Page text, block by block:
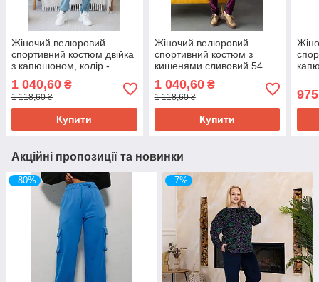
Жіночий велюровий
спортивний костюм двійка
з капюшоном, колір -
1 040,60 ₴
1 118,60 ₴
Купити
Жіночий велюровий
спортивний костюм з
кишенями сливовий 54
1 040,60₴
1 118,60 ₴
Купити
Акційні пропозиції та новинки
–80% –7%